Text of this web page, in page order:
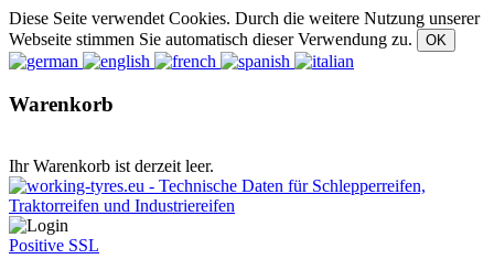
Diese Seite verwendet Cookies. Durch die weitere Nutzung unserer
Webseite stimmen Sie automatisch dieser Verwendung zu.
Warenkorb
Ihr Warenkorb ist derzeit leer.
Positive SSL